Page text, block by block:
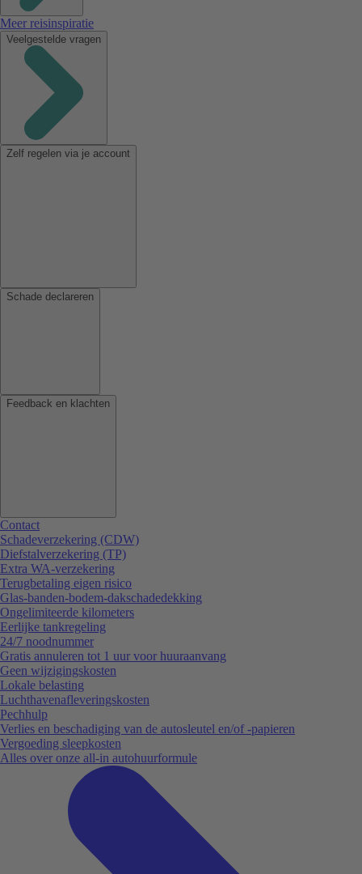
Meer reisinspiratie
Veelgestelde vragen
Zelf regelen via je account
Schade declareren
Feedback en klachten
Contact
Schadeverzekering (CDW)
Diefstalverzekering (TP)
Extra WA-verzekering
Terugbetaling eigen risico
Glas-banden-bodem-dakschadedekking
Ongelimiteerde kilometers
Eerlijke tankregeling
24/7 noodnummer
Gratis annuleren tot 1 uur voor huuraanvang
Geen wijzigingskosten
Lokale belasting
Luchthavenafleveringskosten
Pechhulp
Verlies en beschadiging van de autosleutel en/of -papieren
Vergoeding sleepkosten
Alles over onze all-in autohuurformule